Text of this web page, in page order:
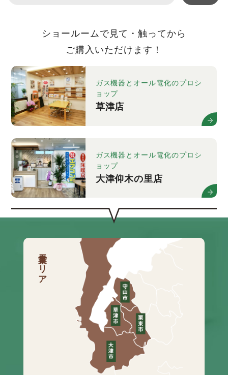
ショールームで見て・触ってから
ご購入いただけます！
ガス機器とオール電化のプロシ
ョップ
草津店
ガス機器とオール電化のプロシ
ョップ
大津仰木の里店
営業エリア